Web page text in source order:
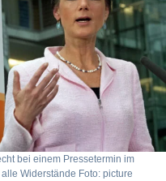
bei einem Pressetermin im
Widerstände Foto: picture